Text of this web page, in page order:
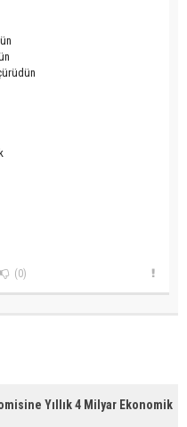
(0)
Yıllık 4 Milyar Ekonomik